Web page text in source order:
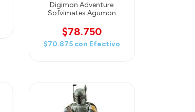
Digimon Adventure
Sofvimates Agumon
$78.750
$70.875 con Efectivo